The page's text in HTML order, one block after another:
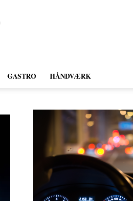
GASTRO HÅNDVÆRK